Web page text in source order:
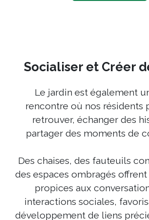
Socialiser et Créer
Le jardin est également
rencontre où nos résidents
retrouver, échanger des
partager des moments de
Des chaises, des fauteuils
des espaces ombragés
propices aux
interactions sociales,
développement de liens